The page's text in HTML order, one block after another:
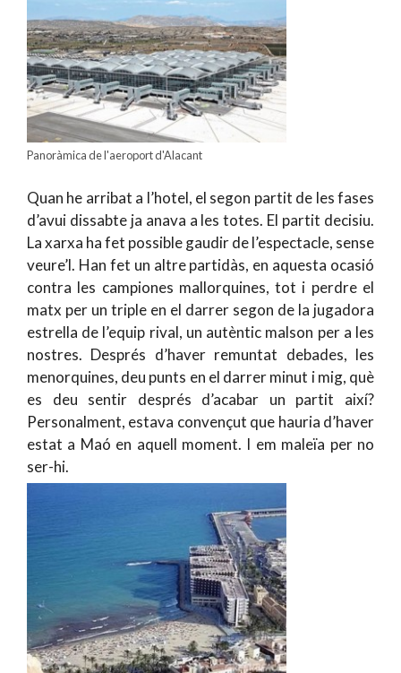
Panoràmica de l'aeroport d'Alacant
Quan he arribat a l’hotel, el segon partit de les fases
d’avui dissabte ja anava a les totes. El partit decisiu.
La xarxa ha fet possible gaudir de l’espectacle, sense
veure’l. Han fet un altre partidàs, en aquesta ocasió
contra les campiones mallorquines, tot i perdre el
matx per un triple en el darrer segon de la jugadora
estrella de l’equip rival, un autèntic malson per a les
nostres. Després d’haver remuntat debades, les
menorquines, deu punts en el darrer minut i mig, què
es deu sentir després d’acabar un partit així?
Personalment, estava convençut que hauria d’haver
estat a Maó en aquell moment. I em maleïa per no
ser-hi.